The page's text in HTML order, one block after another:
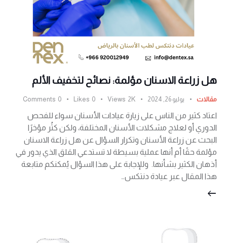
هل زراعة الاسنان مؤلمة: نصائح لتخفيف الألم
مقالات يوليو 26, 2024 2K
Views
0
Likes
0
Comments
اعتاد كثير من الناس على زيارة عيادات الأسنان سواء للفحص
الدوري أو لعلاج مشكلات الأسنان المختلفة، ولكن كثُر مؤخرًا
البحث عن زراعة الأسنان وتكرار السؤال عن هل زراعة الاسنان
مؤلمة حقًا أم أنها عملية بسيطة لا تستدعي القلق الذي يدور في
أذهان الكثير بشأنها. وللإجابة على هذا السؤال يُمكنكم متابعة
هذا المقال عبر عيادة دنتكس…